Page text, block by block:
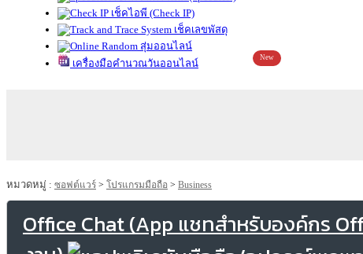
เช็คไอพี (Check IP)
เช็คเลขพัสดุ
สุ่มออนไลน์
เครื่องมือคำนวณวันออนไลน์
New
หมวดหมู่ : ซอฟต์แวร์ > โปรแกรมมือถือ > Business
Office Chat (App แชทสำหรับองค์กร